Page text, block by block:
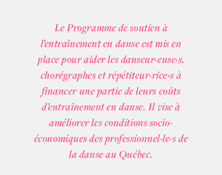
Le Programme de soutien à
l’entraînement en danse est mis en
place pour aider les danseur·euse·s,
chorégraphes et répétiteur·rice·s à
financer une partie de leurs coûts
d’entraînement en danse. Il vise à
améliorer les conditions socio-
économiques des professionnel·le·s de
la danse au Québec.